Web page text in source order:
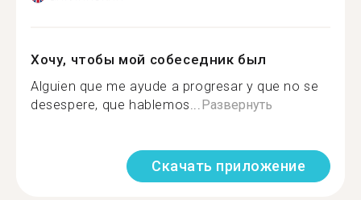
Хочу, чтобы мой собеседник был
Alguien que me ayude a progresar y que no se
desespere, que hablemos...Развернуть
Скачать приложение